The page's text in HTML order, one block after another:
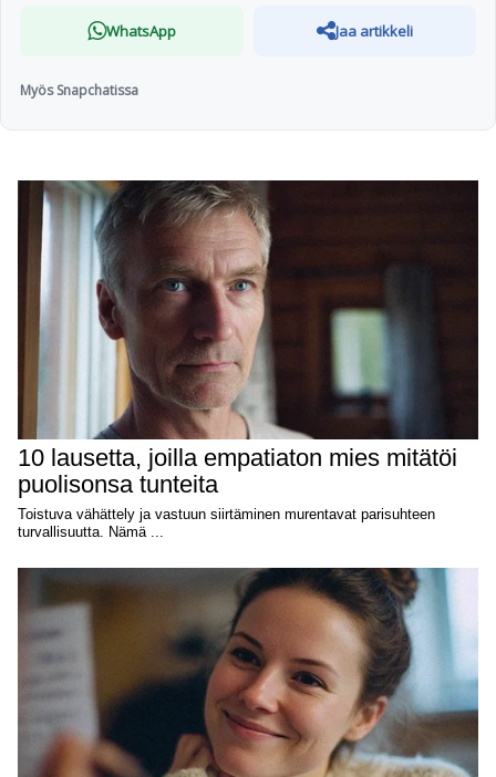
WhatsApp Jaa artikkeli
Myös Snapchatissa